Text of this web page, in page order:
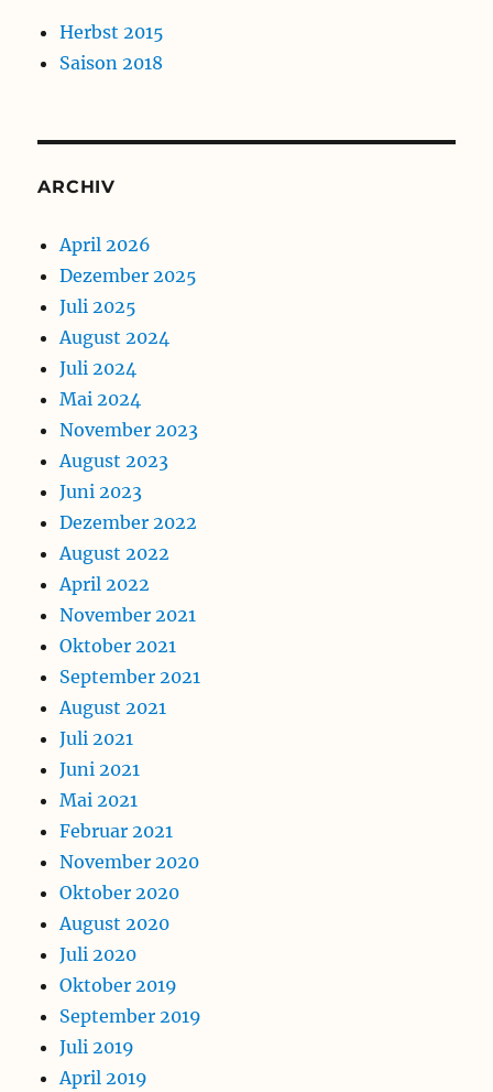
Herbst 2015
Saison 2018
ARCHIV
April 2026
Dezember 2025
Juli 2025
August 2024
Juli 2024
Mai 2024
November 2023
August 2023
Juni 2023
Dezember 2022
August 2022
April 2022
November 2021
Oktober 2021
September 2021
August 2021
Juli 2021
Juni 2021
Mai 2021
Februar 2021
November 2020
Oktober 2020
August 2020
Juli 2020
Oktober 2019
September 2019
Juli 2019
April 2019